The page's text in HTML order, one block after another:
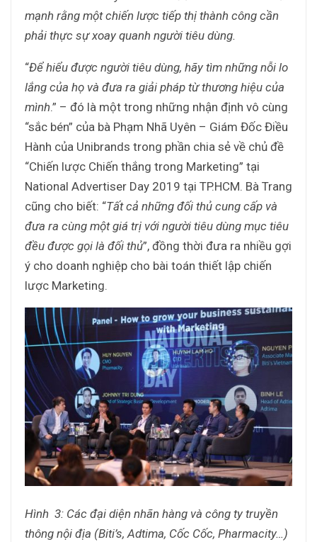
mạnh rằng một chiến lược tiếp thị thành công cần
phải thực sự xoay quanh người tiêu dùng.
“Để hiểu được người tiêu dùng, hãy tìm những nỗi lo
lắng của họ và đưa ra giải pháp từ thương hiệu của
mình.” – đó là một trong những nhận định vô cùng
“sắc bén” của bà Phạm Nhã Uyên – Giám Đốc Điều
Hành của Unibrands trong phần chia sẻ về chủ đề
“Chiến lược Chiến thắng trong Marketing” tại
National Advertiser Day 2019 tại TP.HCM. Bà Trang
cũng cho biết: “Tất cả những đối thủ cung cấp và
đưa ra cùng một giá trị với người tiêu dùng mục tiêu
đều được gọi là đối thủ”, đồng thời đưa ra nhiều gợi
ý cho doanh nghiệp cho bài toán thiết lập chiến
lược Marketing.
Hình 3: Các đại diện nhãn hàng và công ty truyền
thông nội địa (Biti’s, Adtima, Cốc Cốc, Pharmacity…)